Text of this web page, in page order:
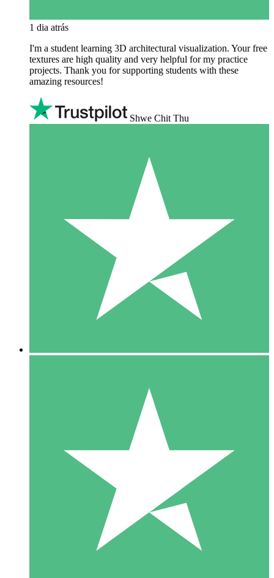
1 dia atrás
I'm a student learning 3D architectural visualization. Your free
textures are high quality and very helpful for my practice
projects. Thank you for supporting students with these
amazing resources!
Shwe Chit Thu